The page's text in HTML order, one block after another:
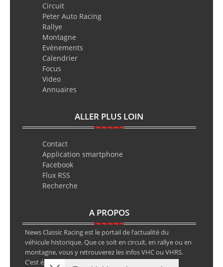
Circuit
Peter Auto Racing
Rallye
Montagne
Evènements
Calendrier
Focus
Video
Annuaires
ALLER PLUS LOIN
Contact
Application smartphone
Facebook
Flux RSS
Recherche
A PROPOS
News Classic Racing est le portail de l’actualité du
véhicule historique. Que ce soit en circuit, en rallye ou en
montagne, vous y retrouverez les infos VHC ou VHRS.
C’est également le calendrier des épreuves ainsi que